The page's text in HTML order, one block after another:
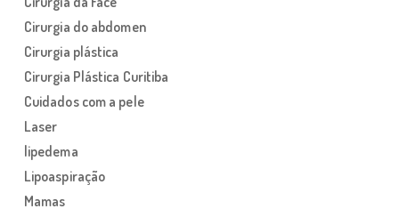
Cirurgia do abdomen
Cirurgia plástica
Cirurgia Plástica Curitiba
Cuidados com a pele
Laser
lipedema
Lipoaspiração
Mamas